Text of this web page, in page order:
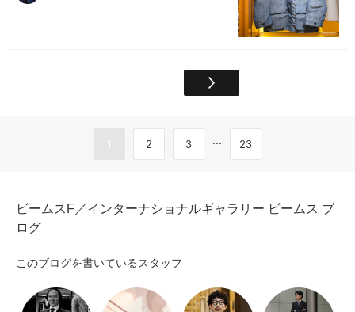
1 2 3 ... 23
ビームスF／インターナショナルギャラリー ビームス ブ
ログ
このブログを書いているスタッフ